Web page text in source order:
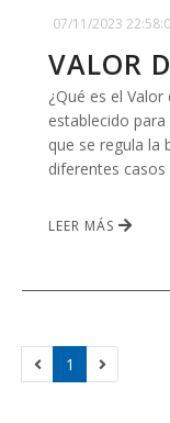
07/11/2023
VALOR
¿Qué es el
establecido
que se regula la
diferentes
LEER MÁS
1